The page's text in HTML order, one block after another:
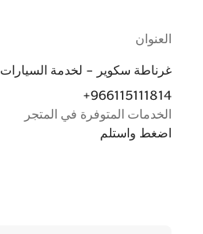
العنوان
غرناطة سكوير - لخدمة السيارات
+966115111814
الخدمات المتوفرة في المتجر
اضغط واستلم